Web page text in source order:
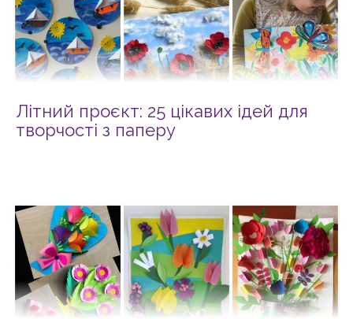
Літний проєкт: 25 цікавих ідей для
творчості з паперу